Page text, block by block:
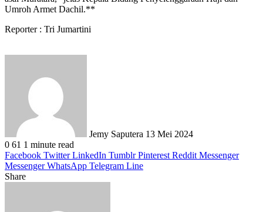
Umroh Armet Dachil.**
Reporter : Tri Jumartini
Jemy Saputera 13 Mei 2024
0 61 1 minute read
Facebook Twitter LinkedIn Tumblr Pinterest Reddit Messenger
Messenger WhatsApp Telegram Line
Share